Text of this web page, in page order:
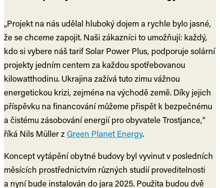
„Projekt na nás udělal hluboký dojem a rychle bylo jasné,
že se chceme zapojit. Naši zákazníci to umožňují: každý,
kdo si vybere náš tarif Solar Power Plus, podporuje solární
projekty jedním centem za každou spotřebovanou
kilowatthodinu. Ukrajina zažívá tuto zimu vážnou
energetickou krizi, zejména na východě země. Díky jejich
příspěvku na financování můžeme přispět k bezpečnému
a čistému zásobování energií pro obyvatele Trostjance,“
říká Nils Müller z Green Planet Energy.
Koncept vytápění obytné budovy byl vyvinut v posledních
měsících prostřednictvím různých studií proveditelnosti
a nyní bude instalován do jara 2025. Použita budou dvě